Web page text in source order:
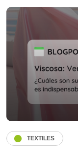
TEXTILES